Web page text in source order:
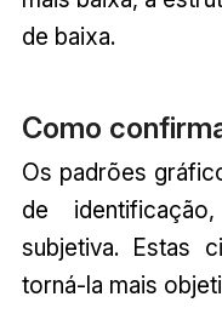
de baixa.
Como
Os padrões
de
subjetiva. Estas
torná-la mais